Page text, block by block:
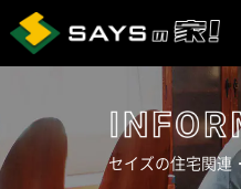
セイズの住宅関連